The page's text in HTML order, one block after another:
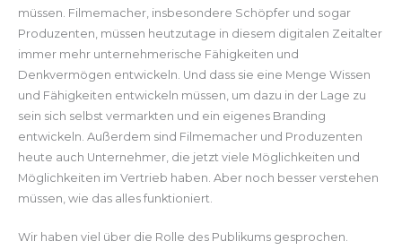
müssen. Filmemacher, insbesondere Schöpfer und sogar
Produzenten, müssen heutzutage in diesem digitalen Zeitalter
immer mehr unternehmerische Fähigkeiten und
Denkvermögen entwickeln. Und dass sie eine Menge Wissen
und Fähigkeiten entwickeln müssen, um dazu in der Lage zu
sein sich selbst vermarkten und ein eigenes Branding
entwickeln. Außerdem sind Filmemacher und Produzenten
heute auch Unternehmer, die jetzt viele Möglichkeiten und
Möglichkeiten im Vertrieb haben. Aber noch besser verstehen
müssen, wie das alles funktioniert.
Wir haben viel über die Rolle des Publikums gesprochen.